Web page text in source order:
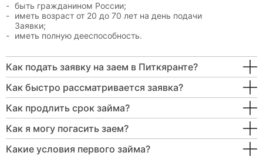
быть гражданином России;
иметь возраст от 20 до 70 лет на день подачи
Заявки;
иметь полную дееспособность.
Как подать заявку на заем в Питкяранте?
Как быстро рассматривается заявка?
Как продлить срок займа?
Как я могу погасить заем?
Какие условия первого займа?